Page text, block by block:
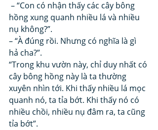
hồng xung quanh nhiều lá và nhiều
nụ không?”.
– “À đúng rồi. Nhưng có nghĩa là gì
hả cha?”.
“Trong khu vườn này, chỉ duy nhất có
cây bông hồng này là ta thường
xuyên nhìn tới. Khi thấy nhiều lá mọc
quanh nó, ta tỉa bớt. Khi thấy nó có
nhiều chồi, nhiều nụ đâm ra, ta cũng
tỉa bớt”.